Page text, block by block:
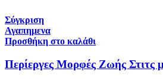
Σύγκριση
Αγαπημενα
Προσθήκη στο καλάθι
Περίεργες Μορφές Ζωής Στιτς